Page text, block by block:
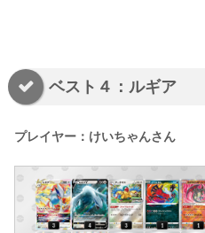
ベスト４：ルギア
プレイヤー：けいちゃんさん